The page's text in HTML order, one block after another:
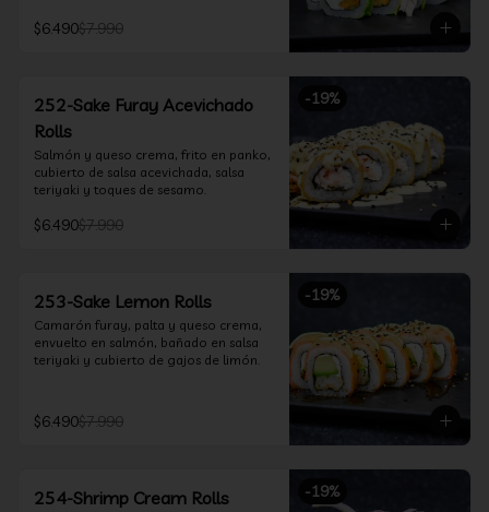
$6.490$7.990
-19%
252-Sake Furay Acevichado
Rolls
Salmón y queso crema, frito en panko,
cubierto de salsa acevichada, salsa
teriyaki y toques de sesamo.
$6.490$7.990
-19%
253-Sake Lemon Rolls
Camarón furay, palta y queso crema,
envuelto en salmón, bañado en salsa
teriyaki y cubierto de gajos de limón.
$6.490$7.990
-19%
254-Shrimp Cream Rolls